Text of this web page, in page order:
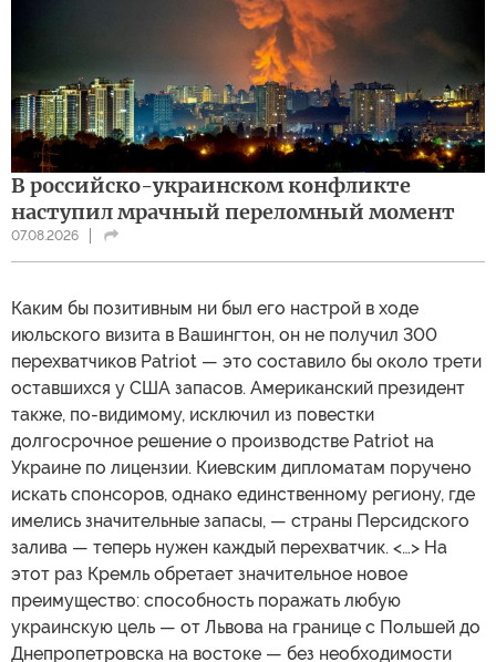
В российско-украинском конфликте
наступил мрачный переломный момент
07.08.2026
Каким бы позитивным ни был его настрой в ходе
июльского визита в Вашингтон, он не получил 300
перехватчиков Patriot — это составило бы около трети
оставшихся у США запасов. Американский президент
также, по-видимому, исключил из повестки
долгосрочное решение о производстве Patriot на
Украине по лицензии. Киевским дипломатам поручено
искать спонсоров, однако единственному региону, где
имелись значительные запасы, — страны Персидского
залива — теперь нужен каждый перехватчик. <…> На
этот раз Кремль обретает значительное новое
преимущество: способность поражать любую
украинскую цель — от Львова на границе с Польшей до
Днепропетровска на востоке — без необходимости